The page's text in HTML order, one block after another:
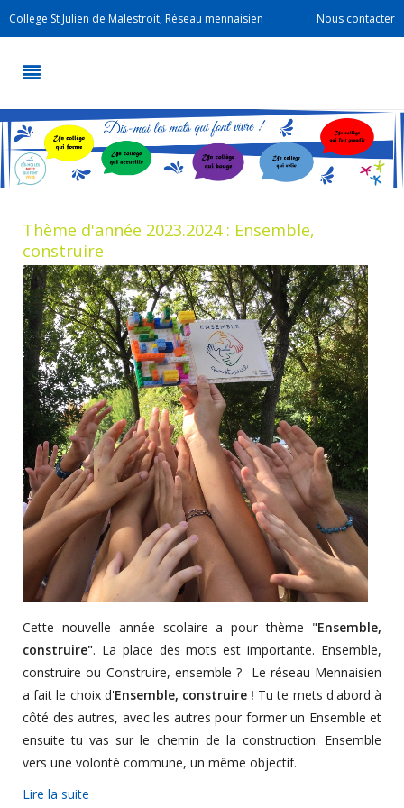
Collège St Julien de Malestroit, Réseau mennaisien Nous contacter
Thème d'année 2023.2024 : Ensemble,
construire
Cette nouvelle année scolaire a pour thème "Ensemble,
construire". La place des mots est importante. Ensemble,
construire ou Construire, ensemble ? Le réseau Mennaisien
a fait le choix d'Ensemble, construire ! Tu te mets d'abord à
côté des autres, avec les autres pour former un Ensemble et
ensuite tu vas sur le chemin de la construction. Ensemble
vers une volonté commune, un même objectif.
Lire la suite